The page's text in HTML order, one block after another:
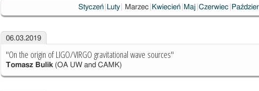
Styczeń Luty Wybrane
Marzec Kwiecień Maj Czerwiec
06.03.2019
"On the origin of LIGO/VIRGO gravitational wave sources"
Tomasz Bulik(OA UW and CAMK)